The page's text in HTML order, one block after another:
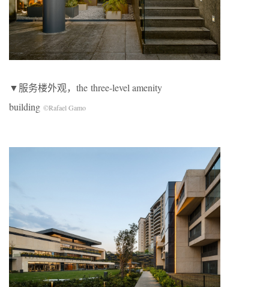
▼服务楼外观，the three-level amenity
building ©Rafael Gamo